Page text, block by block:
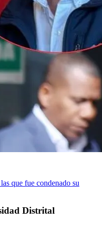
que fue condenado su
Distrital